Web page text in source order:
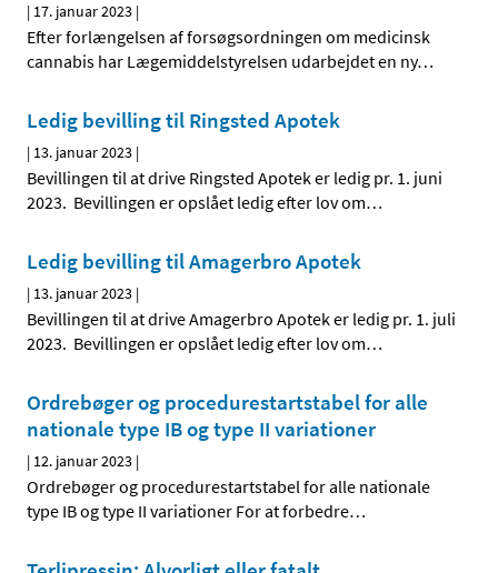
| 17. januar 2023 |
Efter forlængelsen af forsøgsordningen om medicinsk
cannabis har Lægemiddelstyrelsen udarbejdet en ny…
Ledig bevilling til Ringsted Apotek
| 13. januar 2023 |
Bevillingen til at drive Ringsted Apotek er ledig pr. 1. juni
2023. Bevillingen er opslået ledig efter lov om…
Ledig bevilling til Amagerbro Apotek
| 13. januar 2023 |
Bevillingen til at drive Amagerbro Apotek er ledig pr. 1. juli
2023. Bevillingen er opslået ledig efter lov om…
Ordrebøger og procedurestartstabel for alle
nationale type IB og type II variationer
| 12. januar 2023 |
Ordrebøger og procedurestartstabel for alle nationale
type IB og type II variationer For at forbedre…